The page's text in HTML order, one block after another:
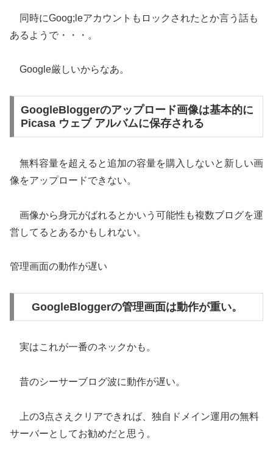
同時にGoog;leアカウントもロックされたとか言う話も
あるようで・・・。
Google厳しいからなあ。
GoogleBloggerのアップロード画像は基本的に
Picasa ウェブ アルバムに保存される
無料容量を超えると追加の容量を購入しないと新しい画
像をアップロードできない。
画像から身元がばれるとかいう可能性も複数ブログを運
営してるとあるかもしれない。
管理画面の動作が遅い
GoogleBloggerの管理画面は動作が重い。
実はこれが一番のネックかも。
昔のシーサーブログ波に動作が遅い。
上の3点さえクリアできれば、独自ドメイン運用の無料
サーバーとしてお勧めだと思う。